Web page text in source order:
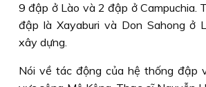
9 đập ở Lào và 2 đập ở Campuchia.
đập là Xayaburi và Don Sahong ở
xây dựng.
Nói về tác động của hệ thống đập